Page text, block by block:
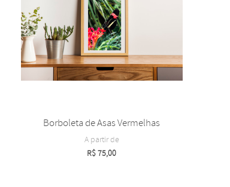
Borboleta de Asas Vermelhas
A partir de
R$75,00